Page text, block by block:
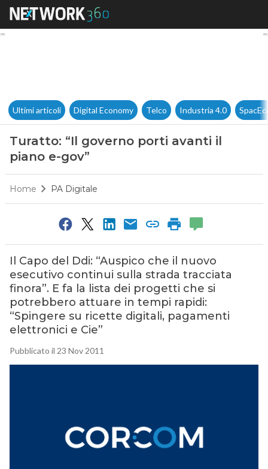
Turatto: “Il governo porti
Ultimi articoli Digital Economy Telco Industria 4.0
Turatto: “Il governo porti avanti il
piano e-gov”
Home PA Digitale
Il Capo del Ddi: “Auspico che il nuovo
esecutivo continui sulla strada tracciata
finora”. E fa la lista dei progetti che si
potrebbero attuare in tempi rapidi:
“Spingere su ricette digitali, pagamenti
elettronici e Cie”
Pubblicato il 23 Nov 2011